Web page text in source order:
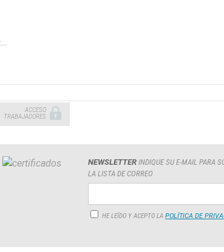
ACCESO
TRABAJADORES
NEWSLETTER INDIQUE SU E-MAIL PARA
LA LISTA DE CORREO
HE LEÍDO Y ACEPTO LAPOLÍTICA DE